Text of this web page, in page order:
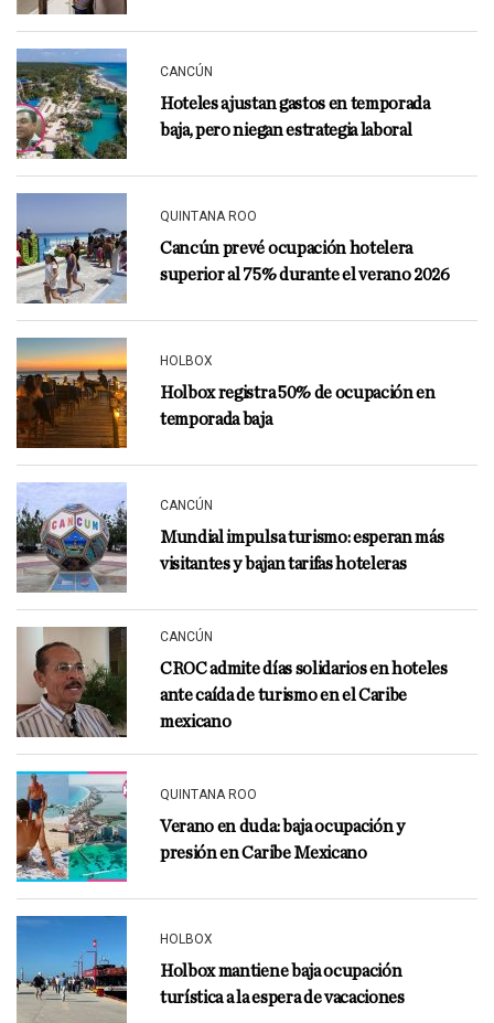
CANCÚN
Hoteles ajustan gastos en temporada
baja, pero niegan estrategia laboral
QUINTANA ROO
Cancún prevé ocupación hotelera
superior al 75% durante el verano 2026
HOLBOX
Holbox registra 50% de ocupación en
temporada baja
CANCÚN
Mundial impulsa turismo: esperan más
visitantes y bajan tarifas hoteleras
CANCÚN
CROC admite días solidarios en hoteles
ante caída de turismo en el Caribe
mexicano
QUINTANA ROO
Verano en duda: baja ocupación y
presión en Caribe Mexicano
HOLBOX
Holbox mantiene baja ocupación
turística a la espera de vacaciones